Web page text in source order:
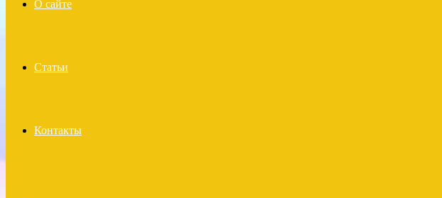
О сайте
Статьи
Контакты